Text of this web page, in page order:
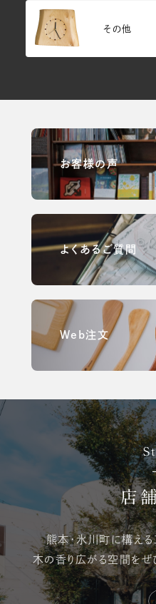
その他
お客様の声
よくあるご質問
Web注文
店
熊本・氷川町に構える
木の香り広がる空間をぜ